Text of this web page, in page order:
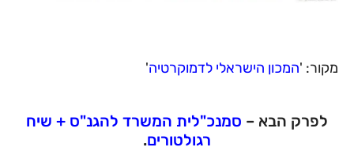
מקור: 'המכון הישראלי לדמוקרטיה'
לפרק הבא – סמנכ"לית המשרד להגנ"ס + שיח
רגולטורים.